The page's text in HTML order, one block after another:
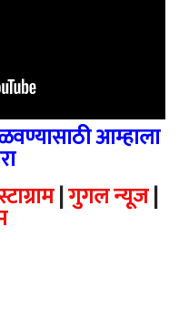
आम्हाला
|गुगल न्यूज|